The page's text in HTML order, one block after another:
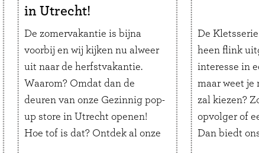
in Utrecht!
De zomervakantie is bijna
voorbij en wij kijken nu alweer
uit naar de herfstvakantie.
Waarom? Omdat dan de
deuren van onze Gezinnig pop-
up store in Utrecht openen!
Hoe tof is dat? Ontdek al onze
De
heen flink
interesse in
maar weet je
zal kiezen?
opvolger of
Dan biedt